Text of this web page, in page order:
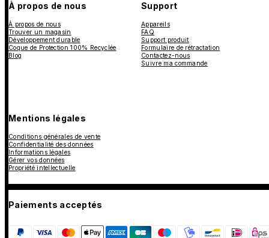
À propos de nous
À propos de nous
Trouver un magasin
Développement durable
Coque de Protection 100% Recyclée
Blog
Support
Appareils
FAQ
Support produit
Formulaire de rétractation
Contactez-nous
Suivre ma commande
Mentions légales
Conditions générales de vente
Confidentialité des données
Informations légales
Gérer vos données
Propriété intellectuelle
Paiements acceptés